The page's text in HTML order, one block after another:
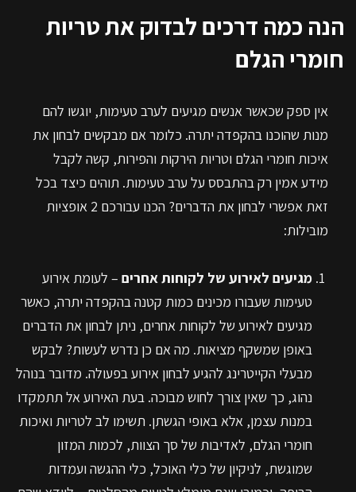
הנה כמה דרכים לבדוק את טריות
חומרי הגלם
אין ספק שכאשר אנשים מגיעים לערב טעימות, יוגשו להם
מנות שהוכנו בהקפדה יתרה. כלומר אם מבקשים לבחון את
איכות חומרי הגלם וטריות הירקות והפירות, קשה לקבל
מידע אמין רק בהתבסס על ערב טעימות. תוהים כיצד בכל
זאת אפשרי לבחון את הדברים? הכנו עבורכם 2 אופציות
מובילות:
מגיעים לאירוע של לקוחות אחרים – לעומת אירוע
טעימות שעבורו מכינים כמות קטנה בהקפדה יתרה, כאשר
מגיעים לאירוע של לקוחות אחרים, ניתן לבחון את הדברים
באופן שמשקף מציאות. מה אם כן נדרש לעשות? לבקש
מבעלי הקייטרינג להגיע לבחון אירוע בפעולה. מדובר בנוהל
נהוג, כך שאין צורך לחוש מבוכה. בעת האירוע אל תתמקדו
במנות עצמן, אלא באופי הגשתן. תשימו לב לטריות ואיכות
חומרי הגלם, לאדיבות של סך הצוות, לכמות המזון
שמוגשת, לניקיון של כלי האוכל, כלי ההגשה ועמדות